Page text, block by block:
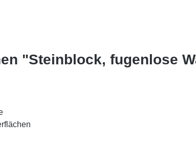
"Steinblock, fugenlose